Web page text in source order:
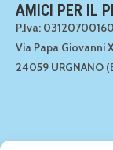
AMICI PER IL
P.Iva: 03120700160
Via Papa Giovanni
24059 URGNANO